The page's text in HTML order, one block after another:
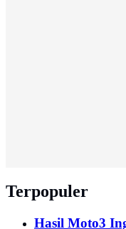
Terpopuler
Hasil Moto3